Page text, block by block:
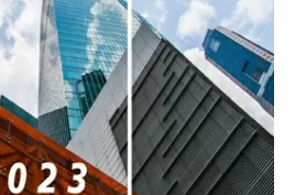
de procesamiento de estructuras
y desarrollados, y su stand